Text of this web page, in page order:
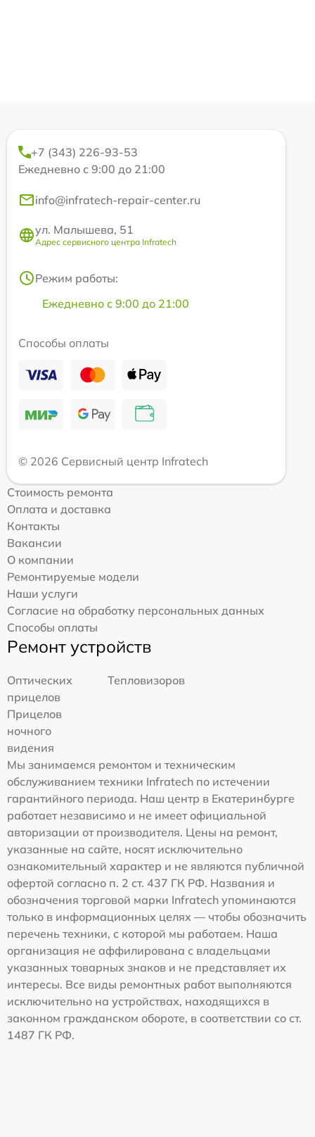
+7 (343) 226-93-53
Ежедневно с 9:00 до 21:00
info@infratech-repair-center.ru
ул. Малышева, 51
Адрес сервисного центра Infratech
Режим работы:
Ежедневно с 9:00 до 21:00
Способы оплаты
© 2026 Сервисный центр Infratech
Стоимость ремонта
Оплата и доставка
Контакты
Вакансии
О компании
Ремонтируемые модели
Наши услуги
Согласие на обработку персональных данных
Способы оплаты
Ремонт устройств
Оптических
прицелов
Тепловизоров
Прицелов
ночного
видения
Мы занимаемся ремонтом и техническим
обслуживанием техники Infratech по истечении
гарантийного периода. Наш центр в Екатеринбурге
работает независимо и не имеет официальной
авторизации от производителя. Цены на ремонт,
указанные на сайте, носят исключительно
ознакомительный характер и не являются публичной
офертой согласно п. 2 ст. 437 ГК РФ. Названия и
обозначения торговой марки Infratech упоминаются
только в информационных целях — чтобы обозначить
перечень техники, с которой мы работаем. Наша
организация не аффилирована с владельцами
указанных товарных знаков и не представляет их
интересы. Все виды ремонтных работ выполняются
исключительно на устройствах, находящихся в
законном гражданском обороте, в соответствии со ст.
1487 ГК РФ.